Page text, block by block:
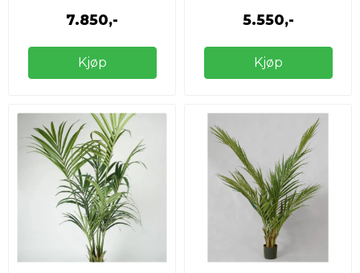
7.850,-
Kjøp
5.550,-
Kjøp